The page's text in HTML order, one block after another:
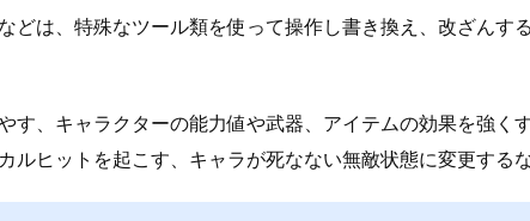
どは、特殊なツール類を使って操作し書き換え、改ざんす
す、キャラクターの能力値や武器、アイテムの効果を強く
ルヒットを起こす、キャラが死なない無敵状態に変更する